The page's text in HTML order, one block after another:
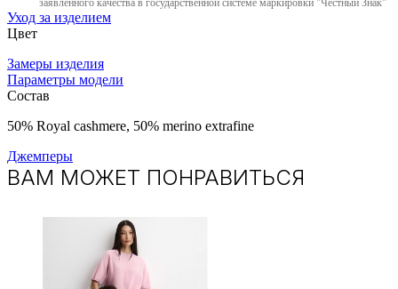
заявленного качества в государственной системе маркировки "Честный Знак"
Уход за изделием
Цвет
Замеры изделия
Параметры модели
Состав
50% Royal cashmere, ​50% merino extrafine
Джемперы
ВАМ МОЖЕТ ПОНРАВИТЬСЯ